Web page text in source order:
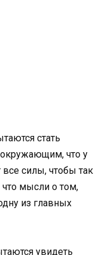
стать
окружающим, что у
силы, чтобы так
мысли о том,
из главных
увидеть